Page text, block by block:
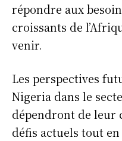
répondre aux
croissants de
venir.
Les perspectives
Nigeria dans le
dépendront de leur
défis actuels tout